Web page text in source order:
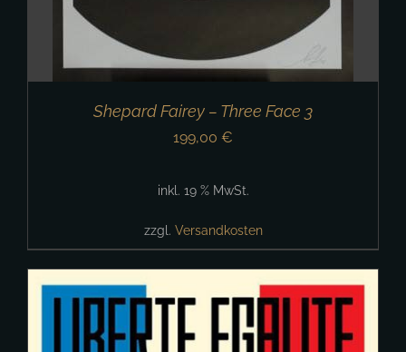
Shepard Fairey – Three Face 3
199,00 €
inkl. 19 % MwSt.
zzgl. Versandkosten